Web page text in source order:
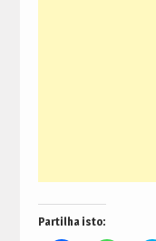
Partilha isto: